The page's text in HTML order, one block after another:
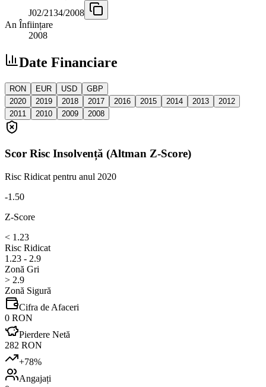
J02/2134/2008
An Înființare
2008
Date Financiare
RON EUR USD
GBP
2020
2019 2018 2017 2016 2015 2014 2013
2012
2011
2010 2009 2008
Scor Risc Insolvență (Altman Z-Score)
Risc Ridicat pentru anul 2020
-1.50
Z-Score
< 1.23
Risc Ridicat
1.23 - 2.9
Zonă Gri
> 2.9
Zonă Sigură
Cifra de Afaceri
0 RON
Pierdere Netă
282 RON
+78%
Angajați